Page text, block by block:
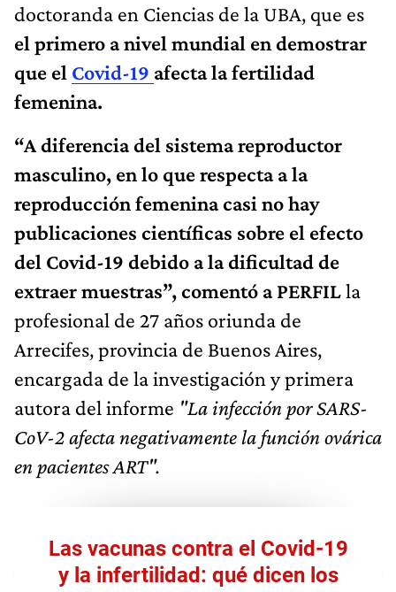
doctoranda en Ciencias de la UBA, que es
el primero a nivel mundial en demostrar
que el Covid-19 afecta la fertilidad
femenina.
“A diferencia del sistema reproductor
masculino, en lo que respecta a la
reproducción femenina casi no hay
publicaciones científicas sobre el efecto
del Covid-19 debido a la dificultad de
extraer muestras”, comentó a PERFILla
profesional de 27 años oriunda de
Arrecifes, provincia de Buenos Aires,
encargada de la investigación y primera
autora del informe "La infección por SARS-
CoV-2 afecta negativamente la función ovárica
en pacientes ART".
Las vacunas contra el Covid-19
y la infertilidad: qué dicen los